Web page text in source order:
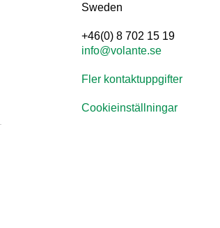
Sweden
+46(0) 8 702 15 19
info@volante.se
Fler kontaktuppgifter
Cookieinställningar